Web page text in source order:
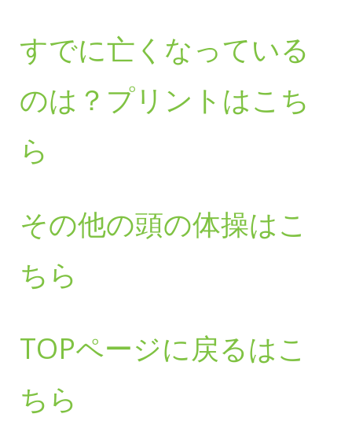
すでに亡くなっている
のは？プリントはこち
ら
その他の頭の体操はこ
ちら
TOPページに戻るはこ
ちら